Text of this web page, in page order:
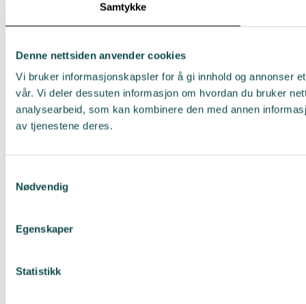
Samtykke
Denne nettsiden anvender cookies
Vi bruker informasjonskapsler for å gi innhold og annonser
vår. Vi deler dessuten informasjon om hvordan du bruker
analysearbeid, som kan kombinere den med annen
av tjenestene deres.
Nødvendig
Egenskaper
Statistikk